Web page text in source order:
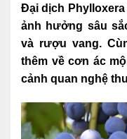
Đại dịch
ảnh hưởng sâu
và rượu vang.
thêm về cơn ác
cảnh quan nghệ